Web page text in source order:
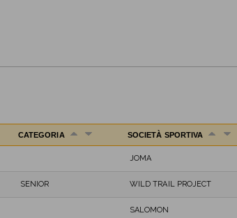
CATEGORIA SOCIETÀ SPORTIVA
JOMA
SENIOR WILD TRAIL PROJECT
SALOMON